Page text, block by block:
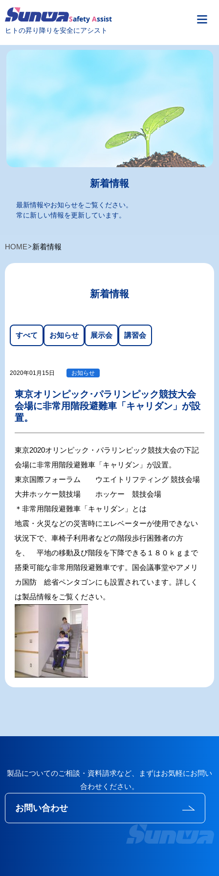
Safety Assist
ヒトの昇り降りを安全にアシスト
新着情報
最新情報やお知らせをご覧ください。
常に新しい情報を更新しています。
HOME 新着情報
新着情報
すべて お知らせ 展示会 講習会
2020年01月15日 お知らせ
東京オリンピック･パラリンピック競技大会
会場に非常用階段避難車「キャリダン」が設
置。
東京2020オリンピック・パラリンピック競技大会の下記
会場に非常用階段避難車「キャリダン」が設置。
東京国際フォーラム ウエイトリフティング 競技会場
大井ホッケー競技場 ホッケー 競技会場
＊非常用階段避難車「キャリダン」とは
地震・火災などの災害時にエレベーターが使用できない
状況下で、車椅子利用者などの階段歩行困難者の方
を、 平地の移動及び階段を下降できる１８０ｋｇまで
搭乗可能な非常用階段避難車です。国会議事堂やアメリ
カ国防 総省ペンタゴンにも設置されています。詳しく
は製品情報をご覧ください。
製品についてのご相談・資料請求など、まずはお気軽にお問い
合わせください。
お問い合わせ